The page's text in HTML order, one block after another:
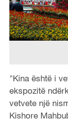
"Kina është i
ekspozitë
vetvete një
Kishore